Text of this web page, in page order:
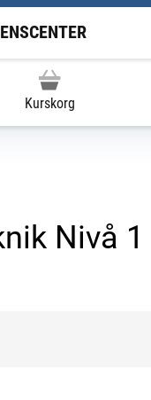
Kurskorg
Nivå 1